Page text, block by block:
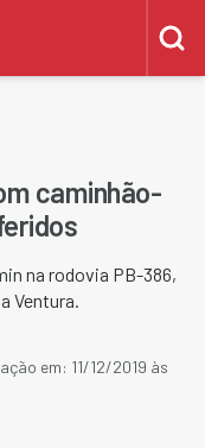
caminhão-
na rodovia PB-386,
Ventura.
em: 11/12/2019 às